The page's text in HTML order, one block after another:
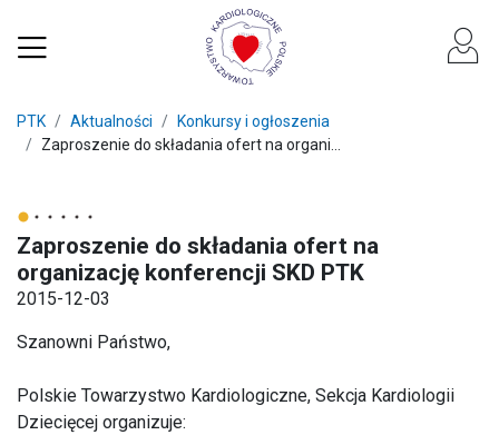
PTK Aktualności
Konkursy i ogłoszenia
Zaproszenie do składania ofert na organi...
Zaproszenie do składania ofert na
organizację konferencji SKD PTK
2015-12-03
Szanowni Państwo,
Polskie Towarzystwo Kardiologiczne, Sekcja Kardiologii
Dziecięcej organizuje: